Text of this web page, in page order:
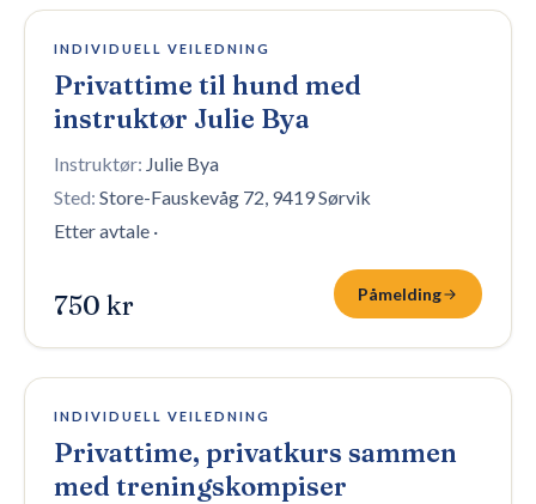
47 plasser igjen
INDIVIDUELL VEILEDNING
Privattime til hund med
instruktør Julie Bya
Instruktør: Julie Bya
Sted: Store-Fauskevåg 72, 9419 Sørvik
Etter avtale ·
750 kr Påmelding
4 plasser igjen
INDIVIDUELL VEILEDNING
Privattime, privatkurs sammen
med treningskompiser